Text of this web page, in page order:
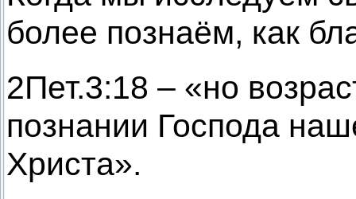
более познаём, как
2Пет.3:18 – «но
познании Господа
Христа».